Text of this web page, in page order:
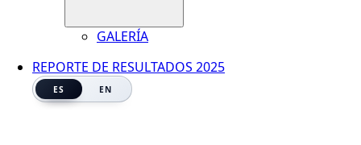
GALERÍA
REPORTE DE RESULTADOS 2025
ES EN